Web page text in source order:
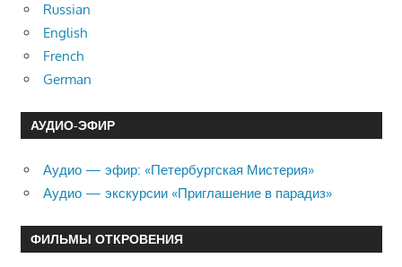
Russian
English
French
German
АУДИО-ЭФИР
Аудио — эфир: «Петербургская Мистерия»
Аудио — экскурсии «Приглашение в парадиз»
ФИЛЬМЫ ОТКРОВЕНИЯ